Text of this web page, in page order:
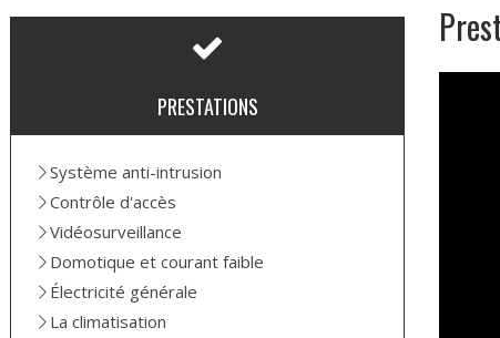
PRESTATIONS
Système anti-intrusion
Contrôle d'accès
Vidéosurveillance
Domotique et courant faible
Électricité générale
La climatisation